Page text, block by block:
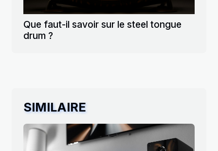
Que faut-il savoir sur le steel tongue
drum ?
SIMILAIRE